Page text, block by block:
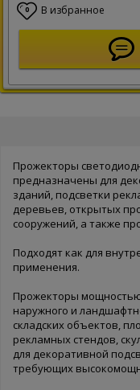
0 В избранное
Прожекторы
предназначены для
зданий, подсветки
деревьев, открытых
сооружений, а также
Подходят как для
применения.
Прожекторы мощностью
наружного и
складских объектов,
рекламных стендов,
для декоративной
требующих